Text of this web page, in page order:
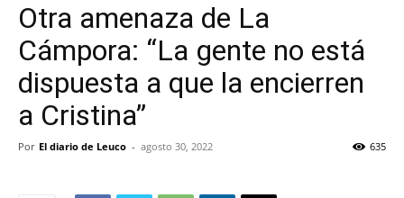
Otra amenaza de La
Cámpora: “La gente no está
dispuesta a que la encierren
a Cristina”
Por El diario de Leuco - agosto 30, 2022 635